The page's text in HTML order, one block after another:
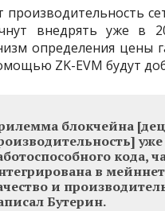
производительность
внедрять уже в
определения цены
ZK-EVM будут
блокчейна
кода,
в
и
Бутерин.